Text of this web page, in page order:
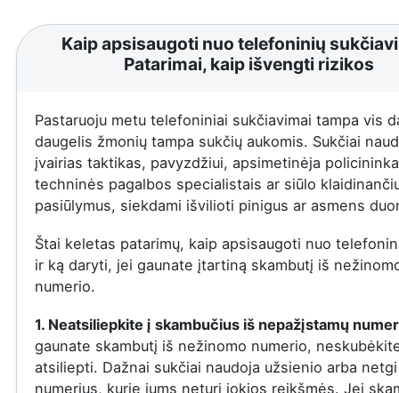
Kaip apsisaugoti nuo telefoninių
Patarimai, kaip išvengti rizikos
Pastaruoju metu telefoniniai sukčiavimai tampa vis
daugelis žmonių tampa sukčių aukomis. Sukčiai
įvairias taktikas, pavyzdžiui, apsimetinėja
techninės pagalbos specialistais ar siūlo
pasiūlymus, siekdami išvilioti pinigus ar asmens
Štai keletas patarimų, kaip apsisaugoti nuo
ir ką daryti, jei gaunate įtartiną skambutį iš
numerio.
1. Neatsiliepkite į skambučius iš nepažįstamų
gaunate skambutį iš nežinomo numerio,
atsiliepti. Dažnai sukčiai naudoja užsienio arba
numerius, kurie jums neturi jokios reikšmės. Jei